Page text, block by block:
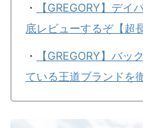
・
【GREGORY】デ
底レビューするぞ【超
・
【GREGORY】バ
ている王道ブランドを